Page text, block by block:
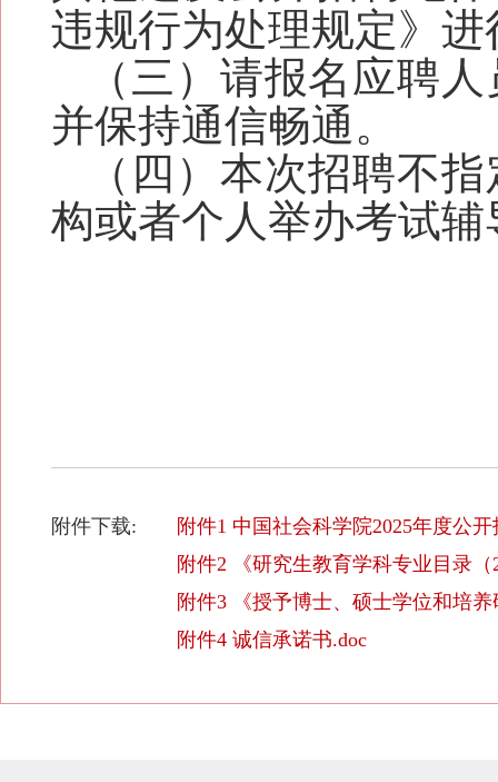
违规行为处理规定》进
（三） 请报名应聘
并保持通信畅通。
（四）本次招聘不
构或者个人举办考试
附件下载:
附件1 中国社会科学院2025年度公
附件2 《研究生教育学科专业目录（
附件3 《授予博士、硕士学位和培
附件4 诚信承诺书.doc